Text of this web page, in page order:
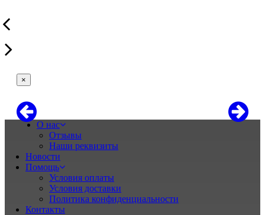
×
О нас
Отзывы
Наши реквизиты
Новости
Помощь
Условия оплаты
Условия доставки
Политика конфиденциальности
Контакты